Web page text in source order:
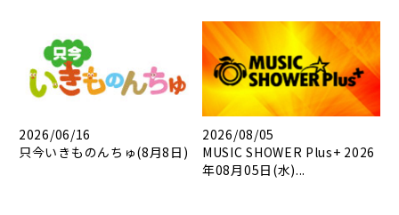
2026/06/16
只今いきものんちゅ(8月8日)
2026/08/05
MUSIC SHOWER Plus+ 2026
年08月05日(水)...